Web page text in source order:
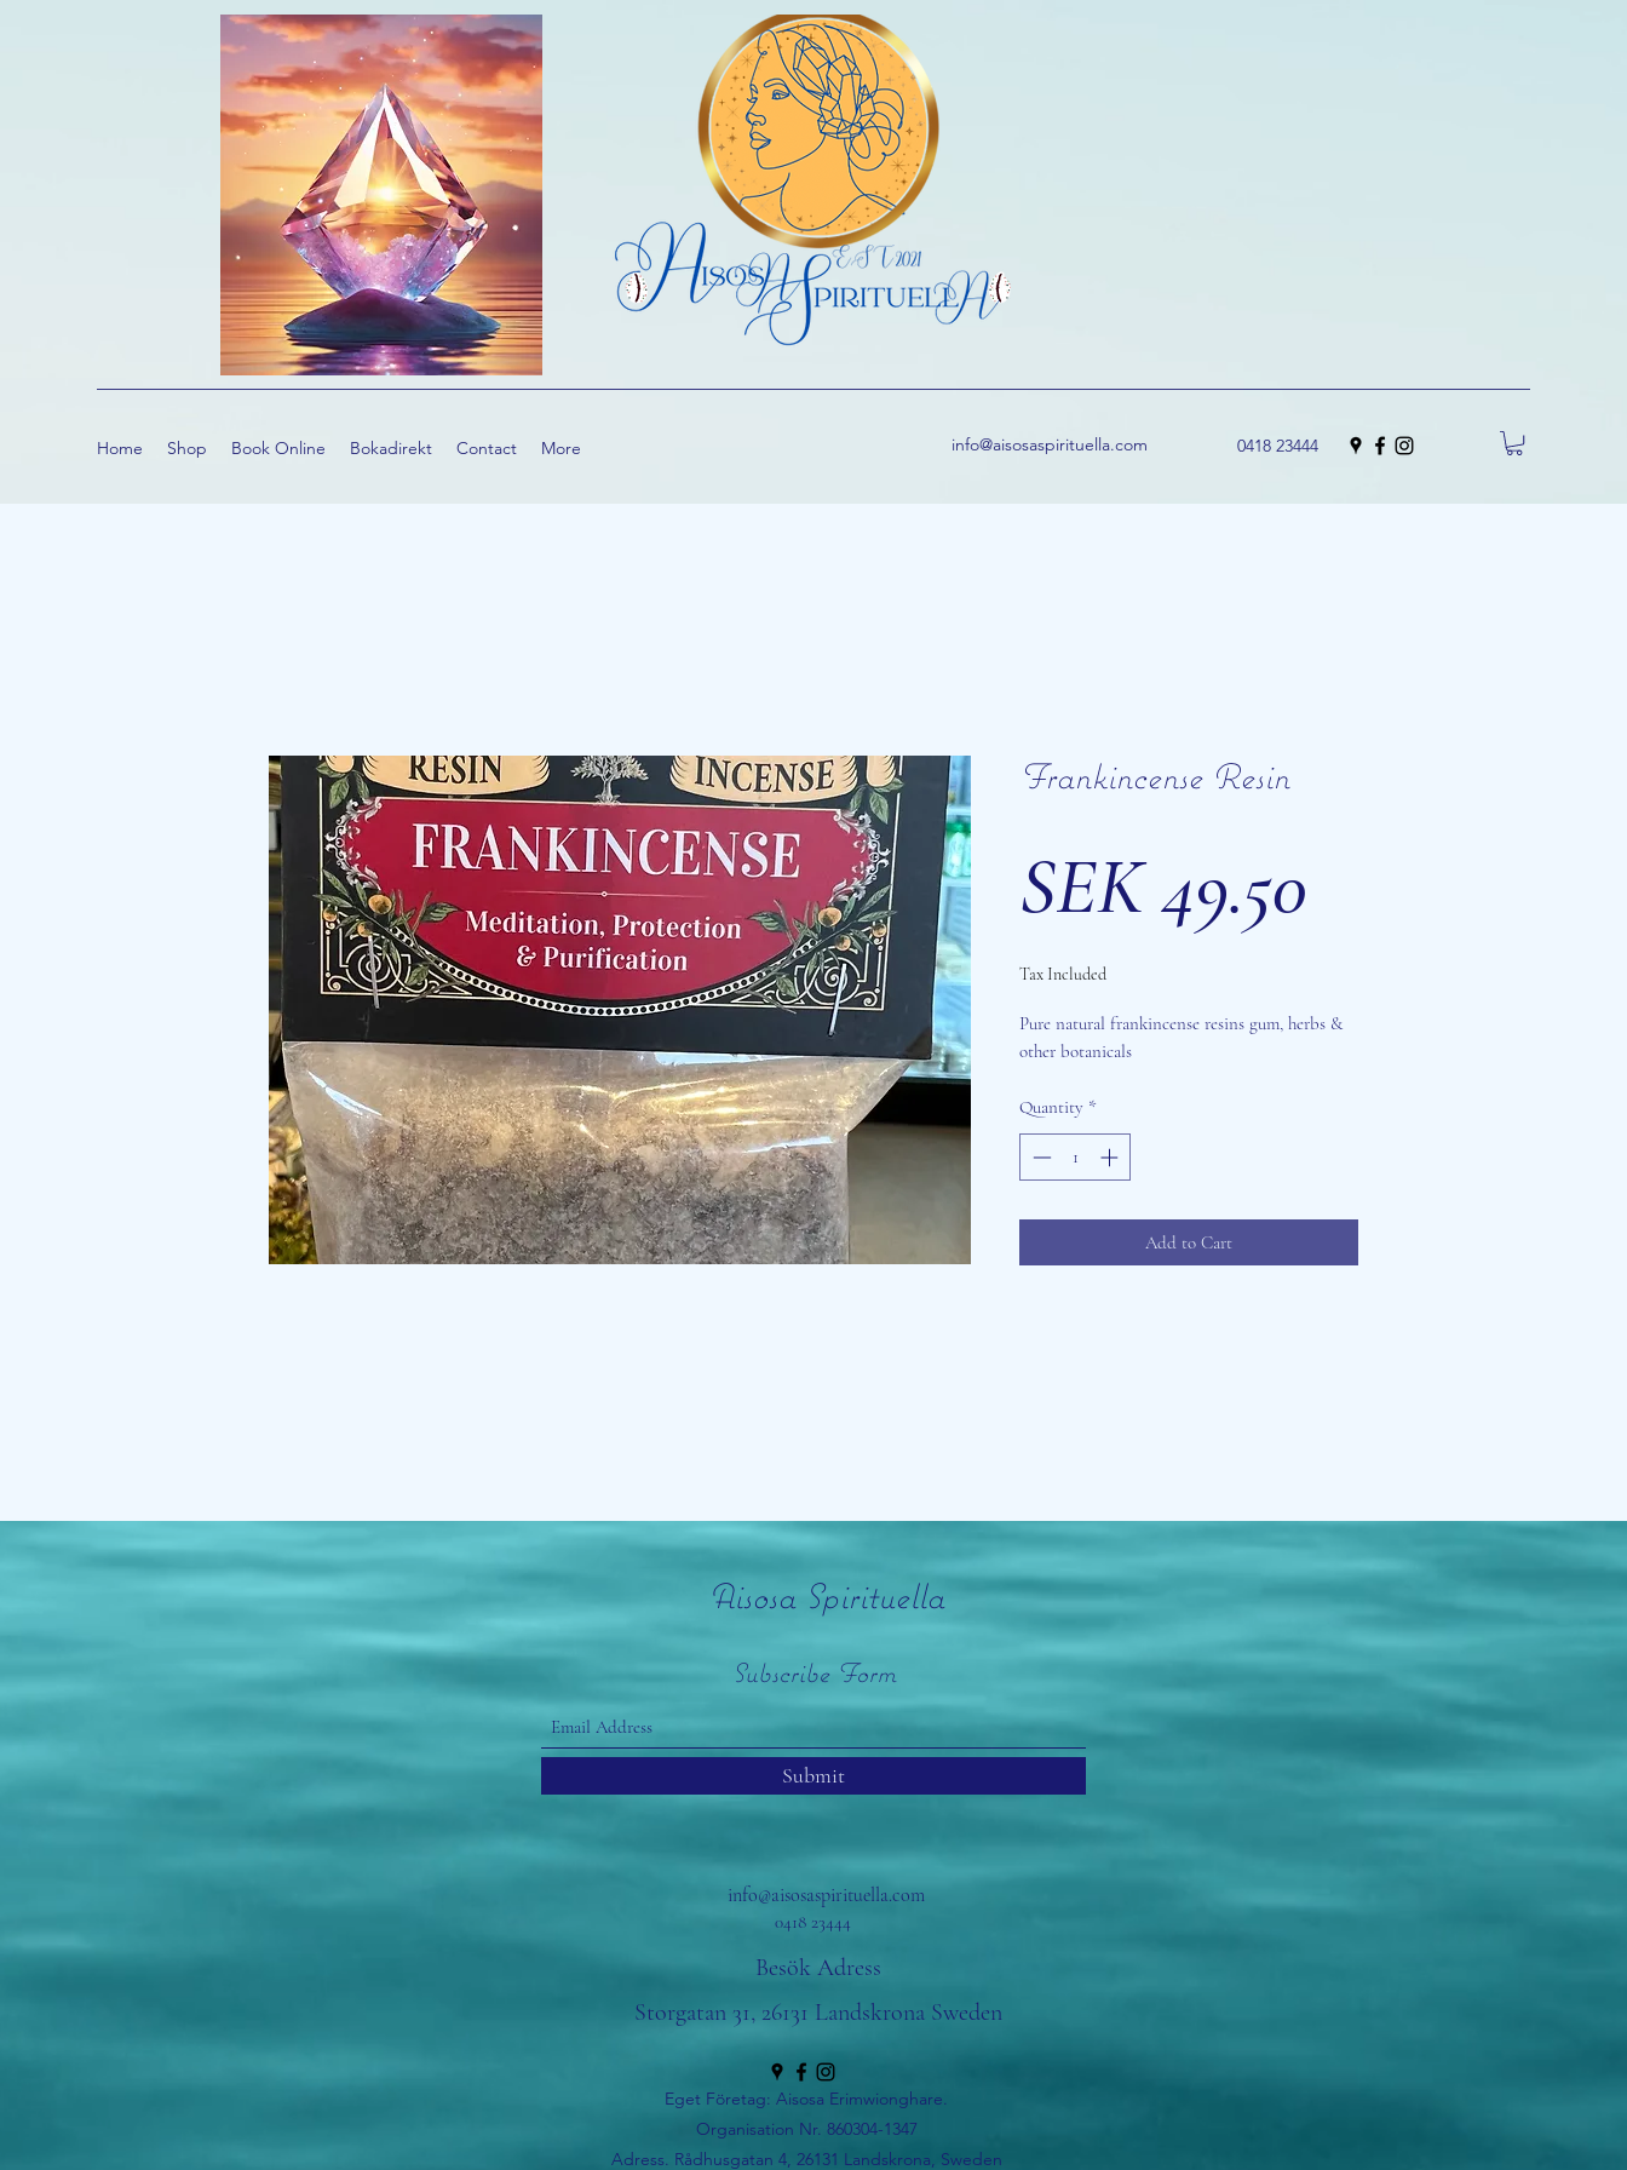
Home Shop Book Online Bokadirekt Contact More info@aisosaspirituella.com 0418 23444
Frankincense Resin
SEK 49.50
Tax Included
Pure natural frankincense resins gum, herbs &
other botanicals
Quantity *
Add to Cart
Aisosa Spirituella
Subscribe Form
Submit
info@aisosaspirituella.com
0418 23444
Besök Adress
Storgatan 31, 26131 Landskrona Sweden
Eget Företag: Aisosa Erimwionghare.
Organisation Nr. 860304-1347
Adress. Rådhusgatan 4, 26131 Landskrona, Sweden